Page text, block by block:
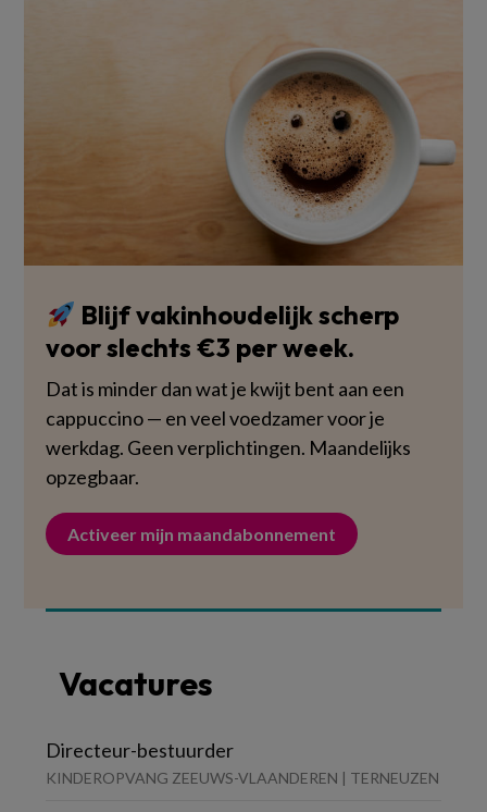
Blijf vakinhoudelijk scherp
voor slechts €3 per week.
Dat is minder dan wat je kwijt bent aan een
cappuccino — en veel voedzamer voor je
werkdag. Geen verplichtingen. Maandelijks
opzegbaar.
Activeer mijn maandabonnement
Vacatures
Directeur-bestuurder
KINDEROPVANG ZEEUWS-VLAANDEREN | TERNEUZEN